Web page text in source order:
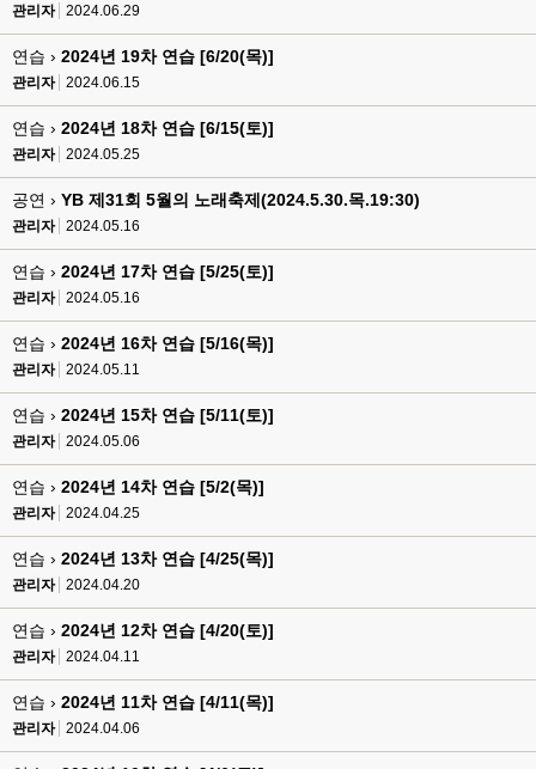
관리자 2024.06.29
연습 › 2024년 19차 연습 [6/20(목)]
관리자 2024.06.15
연습 › 2024년 18차 연습 [6/15(토)]
관리자 2024.05.25
공연 › YB 제31회 5월의 노래축제(2024.5.30.목.19:30)
관리자 2024.05.16
연습 › 2024년 17차 연습 [5/25(토)]
관리자 2024.05.16
연습 › 2024년 16차 연습 [5/16(목)]
관리자 2024.05.11
연습 › 2024년 15차 연습 [5/11(토)]
관리자 2024.05.06
연습 › 2024년 14차 연습 [5/2(목)]
관리자 2024.04.25
연습 › 2024년 13차 연습 [4/25(목)]
관리자 2024.04.20
연습 › 2024년 12차 연습 [4/20(토)]
관리자 2024.04.11
연습 › 2024년 11차 연습 [4/11(목)]
관리자 2024.04.06